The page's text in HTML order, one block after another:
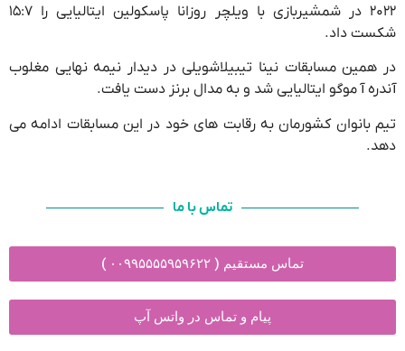
۲۰۲۲ در شمشیربازی با ویلچر روزانا پاسکولین ایتالیایی را ۱۵:۷
شکست داد.
در همین مسابقات نینا تیبیلاشویلی در دیدار نیمه نهایی مغلوب
آندره آ موگو ایتالیایی شد و به مدال برنز دست یافت.
تیم بانوان کشورمان به رقابت های خود در این مسابقات ادامه می
دهد.
تماس با ما
تماس مستقیم ( ۰۰۹۹۵۵۵۵۹۵۹۶۲۲ )
پیام و تماس در واتس آپ